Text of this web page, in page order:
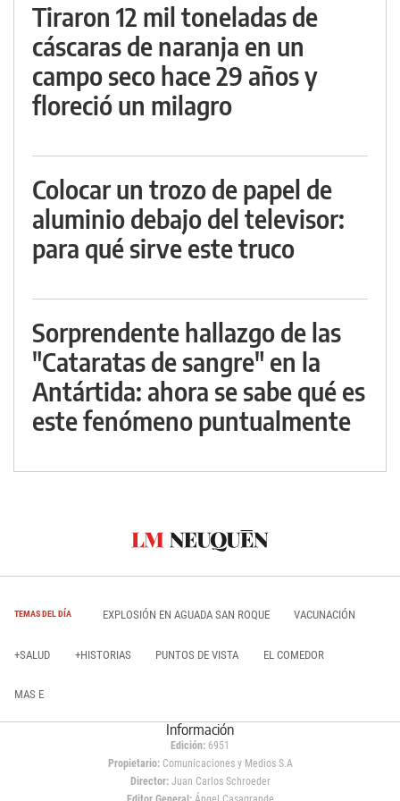
Tiraron 12 mil toneladas de
cáscaras de naranja en un
campo seco hace 29 años y
floreció un milagro
Colocar un trozo de papel de
aluminio debajo del televisor:
para qué sirve este truco
Sorprendente hallazgo de las
"Cataratas de sangre" en la
Antártida: ahora se sabe qué es
este fenómeno puntualmente
TEMAS DEL DÍA EXPLOSIÓN EN AGUADA SAN ROQUE VACUNACIÓN
+SALUD +HISTORIAS PUNTOS DE VISTA EL COMEDOR
MAS E
Información
Edición: 6951
Propietario:Comunicaciones y Medios S.A
Director: Juan Carlos Schroeder